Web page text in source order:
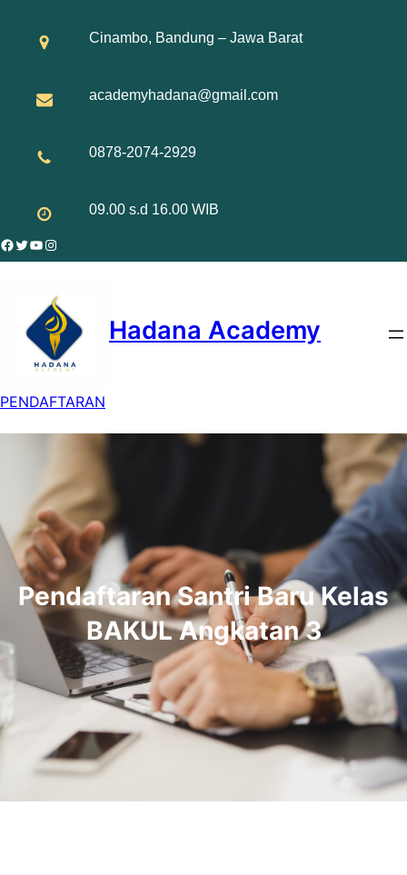
Cinambo, Bandung – Jawa Barat
academyhadana@gmail.com
0878-2074-2929
09.00 s.d 16.00 WIB
Facebook
Twitter
YouTube
Instagram
Hadana Academy
PENDAFTARAN
Pendaftaran Santri Baru Kelas
BAKUL Angkatan 3